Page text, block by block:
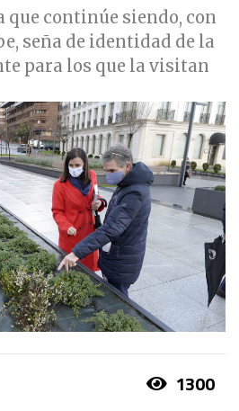
que continúe siendo, con
seña de identidad de la
para los que la visitan
1300